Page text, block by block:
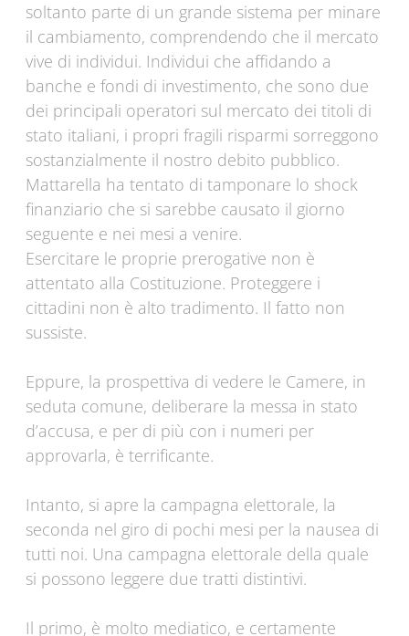
soltanto parte di un grande sistema per minare
il cambiamento, comprendendo che il mercato
vive di individui. Individui che affidando a
banche e fondi di investimento, che sono due
dei principali operatori sul mercato dei titoli di
stato italiani, i propri fragili risparmi sorreggono
sostanzialmente il nostro debito pubblico.
Mattarella ha tentato di tamponare lo shock
finanziario che si sarebbe causato il giorno
seguente e nei mesi a venire.
Esercitare le proprie prerogative non è
attentato alla Costituzione. Proteggere i
cittadini non è alto tradimento. Il fatto non
sussiste.
Eppure, la prospettiva di vedere le Camere, in
seduta comune, deliberare la messa in stato
d’accusa, e per di più con i numeri per
approvarla, è terrificante.
Intanto, si apre la campagna elettorale, la
seconda nel giro di pochi mesi per la nausea di
tutti noi. Una campagna elettorale della quale
si possono leggere due tratti distintivi.
Il primo, è molto mediatico, e certamente